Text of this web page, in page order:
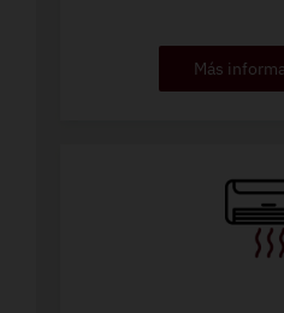
Más